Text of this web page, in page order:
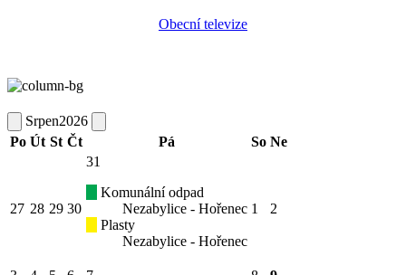
Obecní televize
Srpen2026
Po Út St Čt Pá So Ne
27 28 29 30
31
Komunální odpad
Nezabylice - Hořenec
Plasty
Nezabylice - Hořenec
1 2